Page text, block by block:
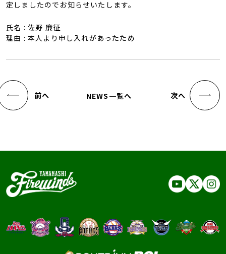
定しましたのでお知らせいたします。
⽒名 : 佐野 廉征
理由 : 本人より申し入れがあったため
前へ NEWS一覧へ 次へ